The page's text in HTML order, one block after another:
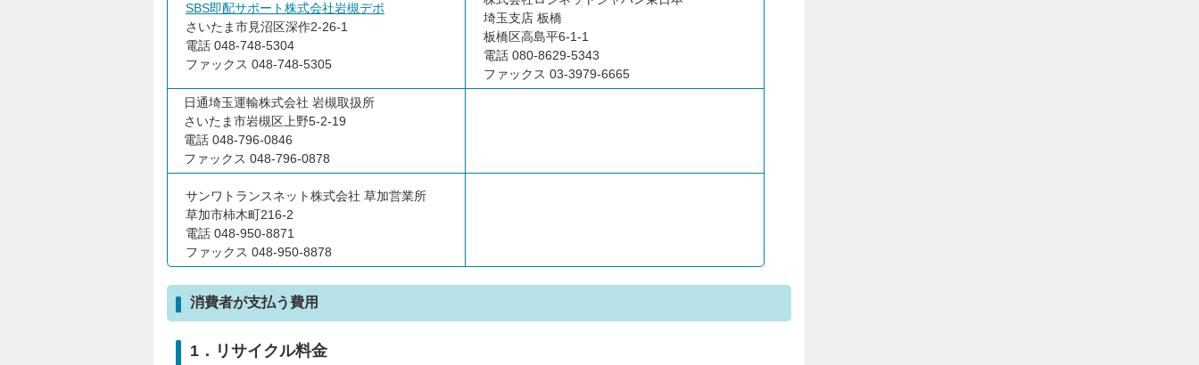
SBS即配サポート株式会社岩槻デポ
さいたま市見沼区深作2-26-1
電話 048-748-5304
ファックス 048-748-5305
埼玉支店 板橋
板橋区高島平6-1-1
電話 080-8629-5343
ファックス 03-3979-6665
日通埼玉運輸株式会社 岩槻取扱所
さいたま市岩槻区上野5-2-19
電話 048-796-0846
ファックス 048-796-0878
サンワトランスネット株式会社 草加営業所
草加市柿木町216-2
電話 048-950-8871
ファックス 048-950-8878
消費者が支払う費用
1．リサイクル料金